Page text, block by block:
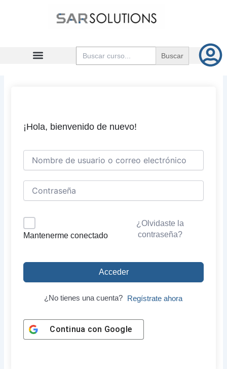
Buscar:
¡Hola, bienvenido de nuevo!
Mantenerme conectado
¿Olvidaste la
contraseña?
Acceder
¿No tienes una cuenta? Regístrate ahora
Continua con Google